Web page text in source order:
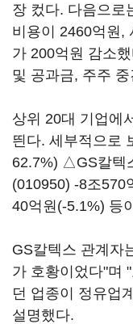
장 컸다. 다음으로
비용이 2460억원,
가 200억원 감소
및 공과금, 주주
상위 20대 기업에
띈다. 세부적으로
62.7%) △GS칼텍
(010950) -8조570
40억원(-5.1%) 등
GS칼텍스 관계자
가 호황이었다"며
던 업종이 정유업
설명했다.